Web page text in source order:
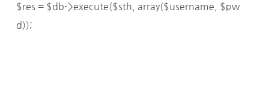
$res = $db->execute($sth, array($username, $pw
d));